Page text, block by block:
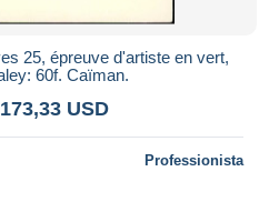
25, épreuve d'artiste en vert,
60f. Caïman.
USD
Professionista